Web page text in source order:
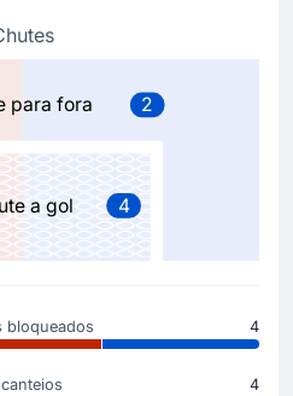
(Marcador)
Le Ble! Valentin Barcomarcou
assistência de Sebastian
para fora 2
a gol 4
bloqueados 4
4